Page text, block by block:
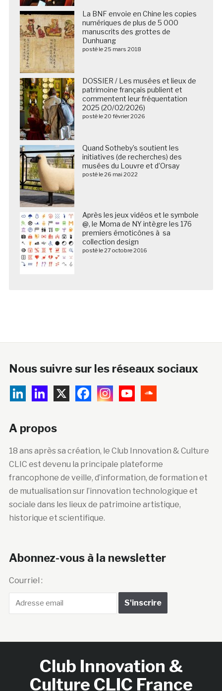
La BNF envoie en Chine les copies
numériques de plus de 5 000
manuscrits des grottes de
Dunhuang
posté le 25 mars 2018
DOSSIER / Les musées et lieux de
patrimoine français publient et
commentent leur fréquentation
2025 (20/02/2026)
posté le 20 février 2026
Quand Sotheby’s soutient les
initiatives (de recherches) des
musées du Louvre et d’Orsay
posté le 26 mai 2022
Après les jeux vidéos et le symbole
@, le Moma de NY intègre les 176
premiers émoticônes à sa
collection design
posté le 27 octobre 2016
Nous suivre sur les réseaux sociaux
A propos
18 ans après sa création, le Club Innovation & Culture
CLIC est devenu la principale plateforme
francophone de veille, d’information, de formation et
de mutualisation sur l’innovation technologique et
sociale dans les lieux de patrimoine artistique,
historique et scientifique.
Abonnez-vous à la newsletter
Courriel :
Club Innovation &
Culture CLIC France